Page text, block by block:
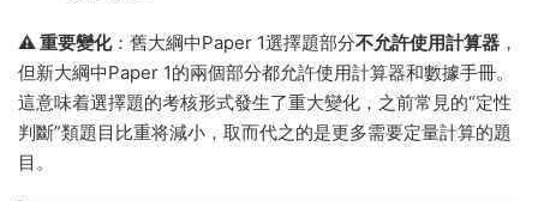
⚠️ 重要變化：舊大綱中Paper 1選擇題部分不允許使用計算器 ，
但新大綱中Paper 1的兩個部分都允許使用計算器和數據手冊。
這意味着選擇題的考核形式發生了重大變化，之前常見的“定性
判斷”類題目比重将減小，取而代之的是更多需要定量計算的題
目。